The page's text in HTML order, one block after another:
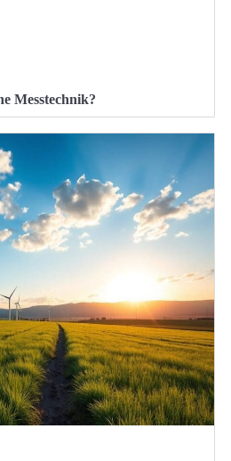
Messtechnik?